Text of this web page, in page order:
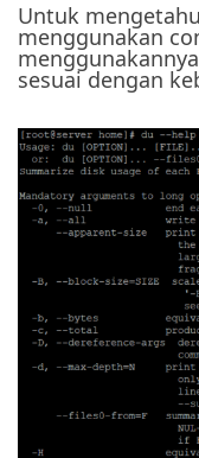
Untuk
menggunakan
sesuai dengan